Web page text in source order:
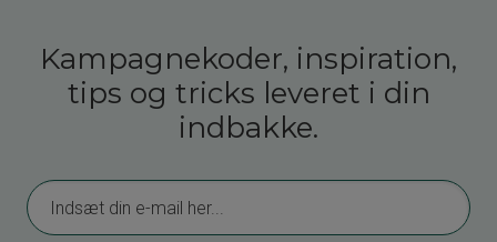
Kampagnekoder, inspiration,
tips og tricks leveret i din
indbakke.